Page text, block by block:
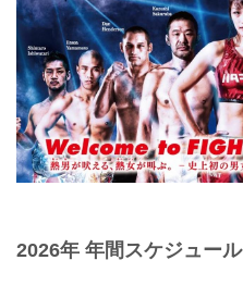
2026年 年間スケジュール